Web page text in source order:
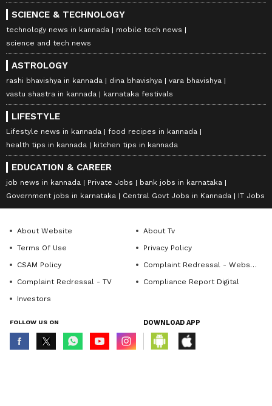
SCIENCE & TECHNOLOGY
technology news in kannada
mobile tech news
science and tech news
ASTROLOGY
rashi bhavishya in kannada dina bhavishya
vara bhavishya
vastu shastra in kannada
karnataka festivals
LIFESTYLE
Lifestyle news in kannada
food recipes in kannada
health tips in kannada
kitchen tips in kannada
EDUCATION & CAREER
job news in kannada Private Jobs
bank jobs in karnataka
Government jobs in karnataka
Central Govt Jobs in Kannada IT Jobs
About Website
About Tv
Terms Of Use
Privacy Policy
CSAM Policy
Complaint Redressal - Website
Complaint Redressal - TV
Compliance Report Digital
Investors
FOLLOW US ON DOWNLOAD APP